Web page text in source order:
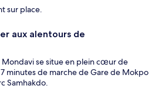
sur place.
aux alentours de
se situe en plein cœur de
minutes de marche de Gare de Mokpo
Samhakdo.